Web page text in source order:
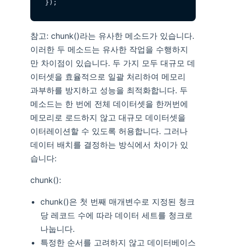
참고: chunk()라는 유사한 메소드가 있습니다.
이러한 두 메소드는 유사한 작업을 수행하지
만 차이점이 있습니다. 두 가지 모두 대규모 데
이터셋을 효율적으로 일괄 처리하여 메모리
과부하를 방지하고 성능을 최적화합니다. 두
메소드는 한 번에 전체 데이터셋을 한꺼번에
메모리로 로드하지 않고 대규모 데이터셋을
이터레이션할 수 있도록 허용합니다. 그러나
데이터 배치를 결정하는 방식에서 차이가 있
습니다:
chunk():
chunk()은 첫 번째 매개변수로 지정된 청크
당 레코드 수에 따라 데이터 세트를 청크로
나눕니다.
특정한 순서를 고려하지 않고 데이터베이스